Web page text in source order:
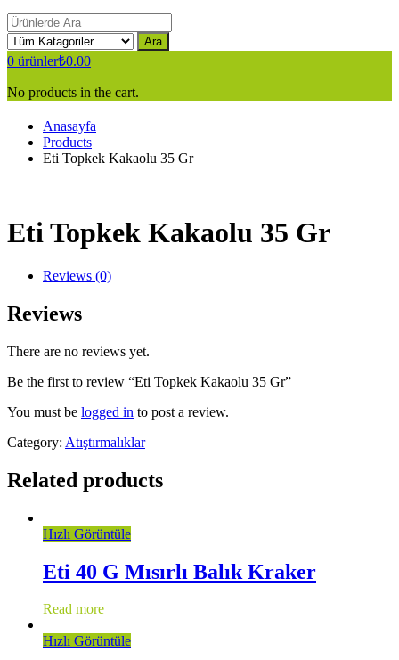
Ara
0 ürünler₺0.00
No products in the cart.
Anasayfa
Products
Eti Topkek Kakaolu 35 Gr
Eti Topkek Kakaolu 35 Gr
Reviews (0)
Reviews
There are no reviews yet.
Be the first to review “Eti Topkek Kakaolu 35 Gr”
You must be logged in to post a review.
Category: Atıştırmalıklar
Related products
Hızlı Görüntüle
Eti 40 G Mısırlı Balık Kraker
Read more
Hızlı Görüntüle